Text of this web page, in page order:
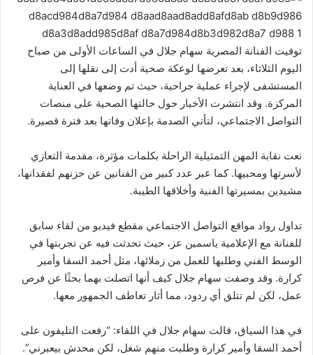
توفيت الفنانة المصرية سهام جلال في الساعات الأولى من صباح
اليوم الثلاثاء، بعد تعرضها لوعكة صحية أدت إلى نقلها إلى
المستشفى لإجراء عملية جراحية، حيث تم وضعها في العناية
المركزة. وقد انتشرت الأخبار حول حالتها الصحية على منصات
التواصل الاجتماعي، لتأتي الصدمة بإعلان وفاتها بعد فترة قصيرة.
نعت نقابة المهن التمثيلية الراحلة بكلمات مؤثرة، مقدمة التعازي
لأسرتها ومحبيها. كما عبر عدد كبير من الفنانين عن حزنهم لفقدانها،
مشيدين بمسيرتها الفنية وأخلاقها الطيبة.
تداول رواد مواقع التواصل الاجتماعي مقطع فيديو من لقاء سابق
للفنانة مع الإعلامية ياسمين عز، حيث تحدثت فيه عن تجربتها في
الوسط الفني وطلبها للعمل من زملائها، مثل أحمد السقا وأمير
كرارة. وقد وصفت سهام جلال كيف أنها اتصلت بهما بحثًا عن فرص
عمل، لكن لم تتلق أي ردود، مما أثار تعاطف الجمهور معها.
في هذا السياق، قالت سهام جلال في اللقاء: “رفعت التليفون على
أحمد السقا وأمير كرارة وطلبت منهم شغل، لكن محدش بيعبرني”.